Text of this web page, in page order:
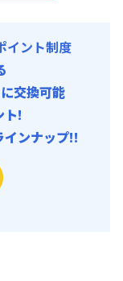
イント制度
交換可能
ト!
ンナップ!!